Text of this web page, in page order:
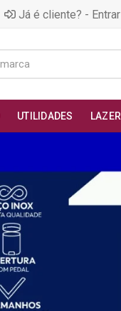
Já é cliente? - Entrar
UTILIDADES LAZER